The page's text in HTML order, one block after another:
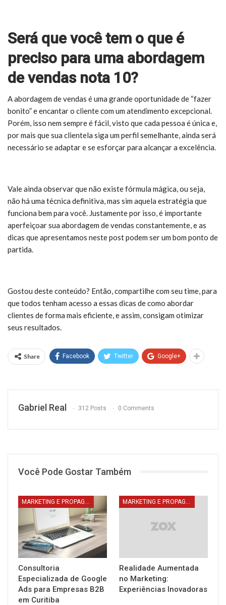
Será que você tem o que é
preciso para uma abordagem
de vendas nota 10?
A abordagem de vendas é uma grande oportunidade de “fazer
bonito” e encantar o cliente com um atendimento excepcional.
Porém, isso nem sempre é fácil, visto que cada pessoa é única e,
por mais que sua clientela siga um perfil semelhante, ainda será
necessário se adaptar e se esforçar para alcançar a excelência.
Vale ainda observar que não existe fórmula mágica, ou seja,
não há uma técnica definitiva, mas sim aquela estratégia que
funciona bem para você. Justamente por isso, é importante
aperfeiçoar sua abordagem de vendas constantemente, e as
dicas que apresentamos neste post podem ser um bom ponto de
partida.
Gostou deste conteúdo? Então, compartilhe com seu time, para
que todos tenham acesso a essas dicas de como abordar
clientes de forma mais eficiente, e assim, consigam otimizar
seus resultados.
Share Facebook Twitter Google+
Gabriel Real 312 Posts 0 Comments
Você Pode Gostar Também
Consultoria
Especializada de Google
Ads para Empresas B2B
em Curitiba
Realidade Aumentada
no Marketing:
Experiências Inovadoras